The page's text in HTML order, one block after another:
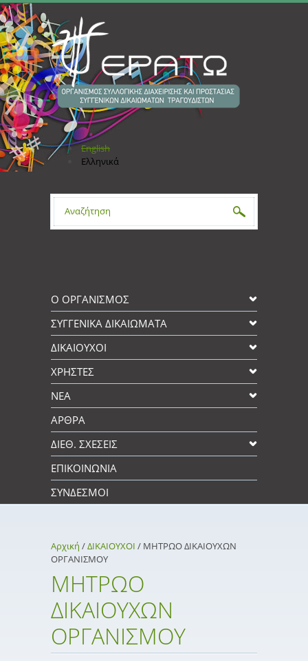
Παράκαμψη προς το κυρίως περιεχόμενο
English
Ελληνικά
Φόρμα αναζήτησης
Ο ΟΡΓΑΝΙΣΜΟΣ
ΣΥΓΓΕΝΙΚΆ ΔΙΚΑΙΩΜΑΤΑ
ΔΙΚΑΙΟΥΧΟΙ
XΡΉΣΤΕΣ
ΝΕΑ
ΑΡΘΡΑ
ΔΙΕΘ. ΣΧΕΣΕΙΣ
ΕΠΙΚΟΙΝΩΝΊΑ
ΣΎΝΔΕΣΜΟΙ
Αρχική /ΔΙΚΑΙΟΥΧΟΙ / ΜΗΤΡΩΟ ΔΙΚΑΙΟΥΧΩΝ
ΟΡΓΑΝΙΣΜΟΥ
ΜΗΤΡΩΟ
ΔΙΚΑΙΟΥΧΩΝ
ΟΡΓΑΝΙΣΜΟΥ